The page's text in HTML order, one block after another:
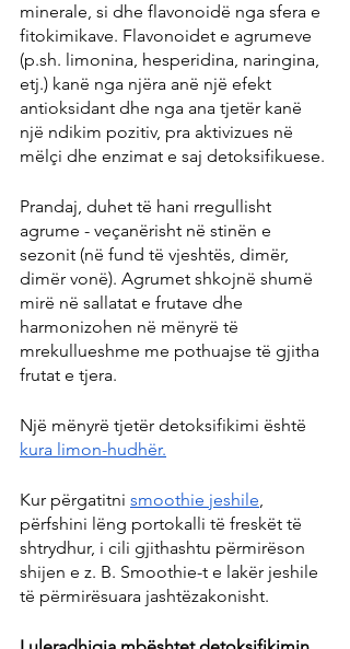
minerale, si dhe flavonoidë nga sfera e
fitokimikave. Flavonoidet e agrumeve
(p.sh. limonina, hesperidina, naringina,
etj.) kanë nga njëra anë një efekt
antioksidant dhe nga ana tjetër kanë
një ndikim pozitiv, pra aktivizues në
mëlçi dhe enzimat e saj detoksifikuese.
Prandaj, duhet të hani rregullisht
agrume - veçanërisht në stinën e
sezonit (në fund të vjeshtës, dimër,
dimër vonë). Agrumet shkojnë shumë
mirë në sallatat e frutave dhe
harmonizohen në mënyrë të
mrekullueshme me pothuajse të gjitha
frutat e tjera.
Një mënyrë tjetër detoksifikimi është
kura limon-hudhër.
Kur përgatitni smoothie jeshile,
përfshini lëng portokalli të freskët të
shtrydhur, i cili gjithashtu përmirëson
shijen e z. B. Smoothie-t e lakër jeshile
të përmirësuara jashtëzakonisht.